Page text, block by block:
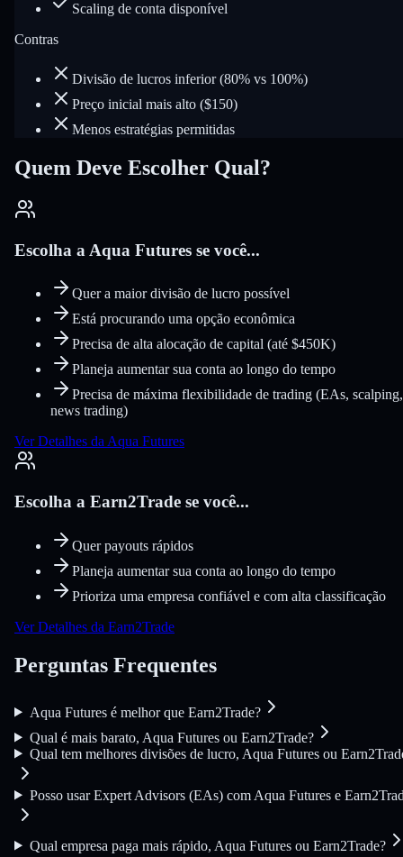
Scaling de conta disponível
Contras
Divisão de lucros inferior (80% vs 100%)
Preço inicial mais alto ($150)
Menos estratégias permitidas
Quem Deve Escolher Qual?
Escolha a Aqua Futures se você...
Quer a maior divisão de lucro possível
Está procurando uma opção econômica
Precisa de alta alocação de capital (até $450K)
Planeja aumentar sua conta ao longo do tempo
Precisa de máxima flexibilidade de trading (EAs, scalping,
news trading)
Ver Detalhes da Aqua Futures
Escolha a Earn2Trade se você...
Quer payouts rápidos
Planeja aumentar sua conta ao longo do tempo
Prioriza uma empresa confiável e com alta classificação
Ver Detalhes da Earn2Trade
Perguntas Frequentes
Aqua Futures é melhor que Earn2Trade?
Qual é mais barato, Aqua Futures ou Earn2Trade?
Qual tem melhores divisões de lucro, Aqua Futures ou
Posso usar Expert Advisors (EAs) com Aqua Futures e
Qual empresa paga mais rápido, Aqua Futures ou Earn2Trade?